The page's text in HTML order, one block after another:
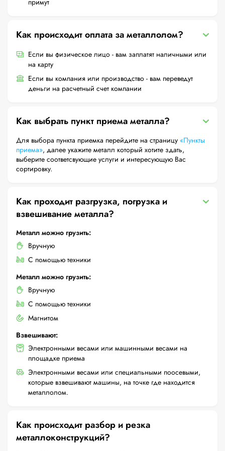
примут
Как происходит оплата за металлолом?
Если вы физическое лицо - вам заплатят наличными или
на карту
Если вы компания или производство - вам переведут
деньги на расчетный счет компании
Как выбрать пункт приема металла?
Для выбора пункта приемка перейдите на страницу «Пункты
приема», далее укажите металл который хотите здать,
выберите соответсвующие услуги и интересующую Вас
сортировку.
Как проходит разгрузка, погрузка и
взвешивание металла?
Металл можно грузить:
Вручную
С помощью техники
Металл можно грузить:
Вручную
С помощью техники
Магнитом
Взвешивают:
Электронными весами или машинными весами на
площадке приема
Электронными весами или специальными поосевыми,
которые взвешивают машины, на точке где находится
металлолом.
Как происходит разбор и резка
металлоконструкций?